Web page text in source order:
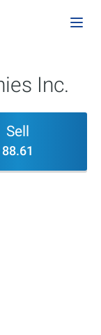
Inc.
Sell
88.61